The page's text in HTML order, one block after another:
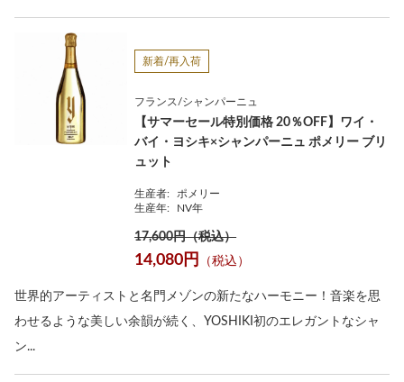
新着/再入荷
フランス/シャンパーニュ
【サマーセール特別価格 20％OFF】ワイ・
バイ・ヨシキ×シャンパーニュ ポメリー ブリ
ュット
生産者:
ポメリー
生産年:
NV年
17,600円（税込）
14,080円 （税込）
世界的アーティストと名門メゾンの新たなハーモニー！音楽を思
わせるような美しい余韻が続く、YOSHIKI初のエレガントなシャ
ン...